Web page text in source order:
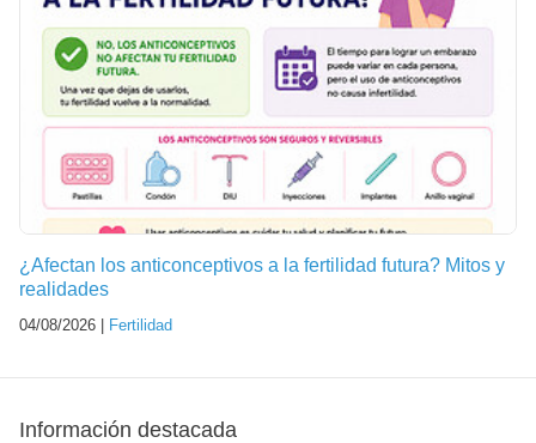
¿Afectan los anticonceptivos a la fertilidad futura? Mitos y
realidades
04/08/2026 | Fertilidad
Información destacada